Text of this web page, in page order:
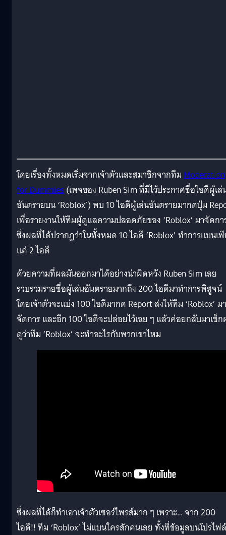
โดยเรื่องทั้งหมดเริ่มจากเจ้าตัวและสมาชิกจากทีมModeration
for Dummies(เพจของ Ruben Sim ที่มีไว้ประกาศชื่อไอดีผู้เล่
อันตรายบน ‘Roblox’) พบ 10 ไอดีผู้เล่นอันตรายมากดปุ่ม
เพื่อรายงานให้ทีมผู้ดูแลความปลอดภัยของ ‘Roblox’ มาจัดกา
ซึ่งผลที่ได้ปรากฏว่าในทั้งหมด 10 ไอดี ‘Roblox’ ทำการแบนเ
แค่ 2 ไอดี
ด้วยความที่ผลมันออกมาได้อย่างน่าผิดหวัง Ruben Sim เลย
รวบรวมรายชื่อผู้เล่นอันตรายมากถึง 200 ไอดีมาทำการพิสูจน์
โดยเจ้าตัวจะแบ่ง 100 ไอดีมากด Report ส่งให้ทีม ‘Roblox’ มา
จัดการ และอีก 100 ไอดีจะปล่อยไว้เฉย ๆ แล้วค่อยกลับมาเช็
ดูว่าทีม ‘Roblox’ จะทำอะไรกับพวกเขาไหม
ซึ่งผลที่ได้ก็ทำเอาเจ้าตัวเซอร์ไพรส์มาก ๆ เพราะ… จาก 200
ไอดี!! ทีม ‘Roblox’ ไม่แบนใครสักคนเลย ทั้งที่ข้อมูลบนโปรไฟล์